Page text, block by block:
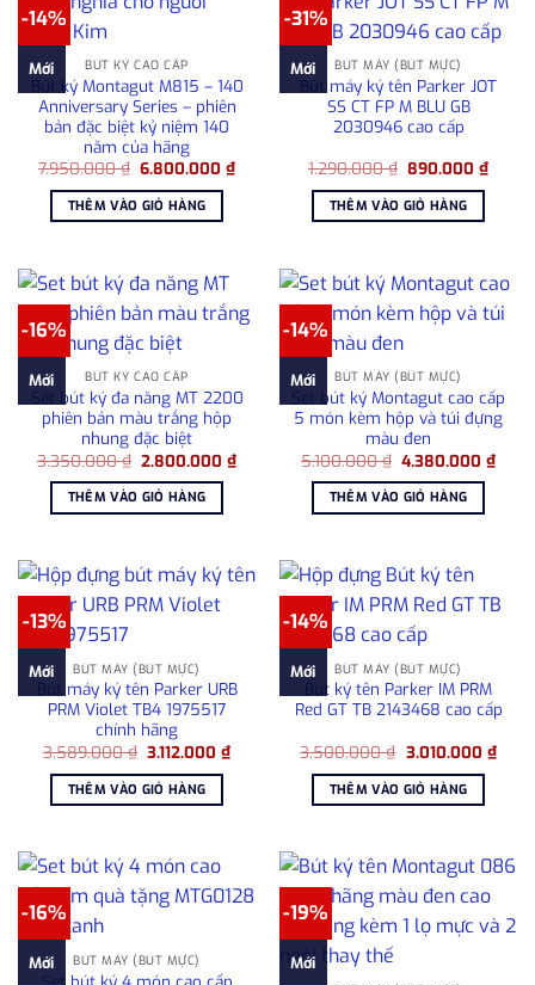
-14%
Mới BÚT KÝ CAO CẤP
Bút ký Montagut M815 – 140
Anniversary Series – phiên
bản đặc biệt kỷ niệm 140
năm của hãng
7.950.000₫ Giá
là:
7.950.000 ₫.
6.800.000₫Giá
hiện
6.800.000 ₫.
THÊM VÀO GIỎ HÀNG
-31%
Mới BÚT MÁY (BÚT MỰC)
Bút máy ký tên Parker JOT
SS CT FP M BLU GB
2030946 cao cấp
1.290.000₫ Giá
là:
1.290.000 ₫.
890.000₫Giá
hiện
THÊM VÀO GIỎ HÀNG
-16%
Mới BÚT KÝ CAO CẤP
Set bút ký đa năng MT 2200
phiên bản màu trắng hộp
nhung đặc biệt
3.350.000₫ Giá
là:
3.350.000 ₫.
2.800.000₫Giá
hiện
2.800.000 ₫.
THÊM VÀO GIỎ HÀNG
-14%
Mới BÚT MÁY (BÚT MỰC)
Set bút ký Montagut cao cấp
5 món kèm hộp và túi đựng
màu đen
5.100.000₫ Giá
là:
5.100.000 ₫.
4.380.000₫Giá
hiện
THÊM VÀO GIỎ HÀNG
-13%
Mới BÚT MÁY (BÚT MỰC)
Bút máy ký tên Parker URB
PRM Violet TB4 1975517
chính hãng
3.589.000₫ Giá
là:
3.589.000 ₫.
3.112.000₫Giá
hiện
3.112.000 ₫.
THÊM VÀO GIỎ HÀNG
-14%
Mới BÚT MÁY (BÚT MỰC)
Bút ký tên Parker IM PRM
Red GT TB 2143468 cao cấp
3.500.000₫ Giá
là:
3.500.000 ₫.
3.010.000 ₫Giá
hiện
THÊM VÀO GIỎ HÀNG
-16%
Mới BÚT MÁY (BÚT MỰC)
-19%
Mới